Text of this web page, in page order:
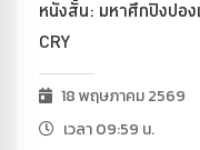
หนังสั้น: มหาศึกปิงปอง
CRY
18 พฤษภาคม 2569
เวลา 09:59 น.